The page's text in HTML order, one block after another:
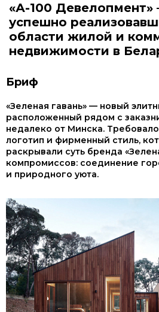
«А-100
успешно
области жилой и
недвижимости в
Бриф
«Зеленая гавань» — новый
расположенный рядом с
недалеко от Минска.
логотип и фирменный стиль,
раскрывали суть бренда
компромиссов: соединение
и природного уюта.